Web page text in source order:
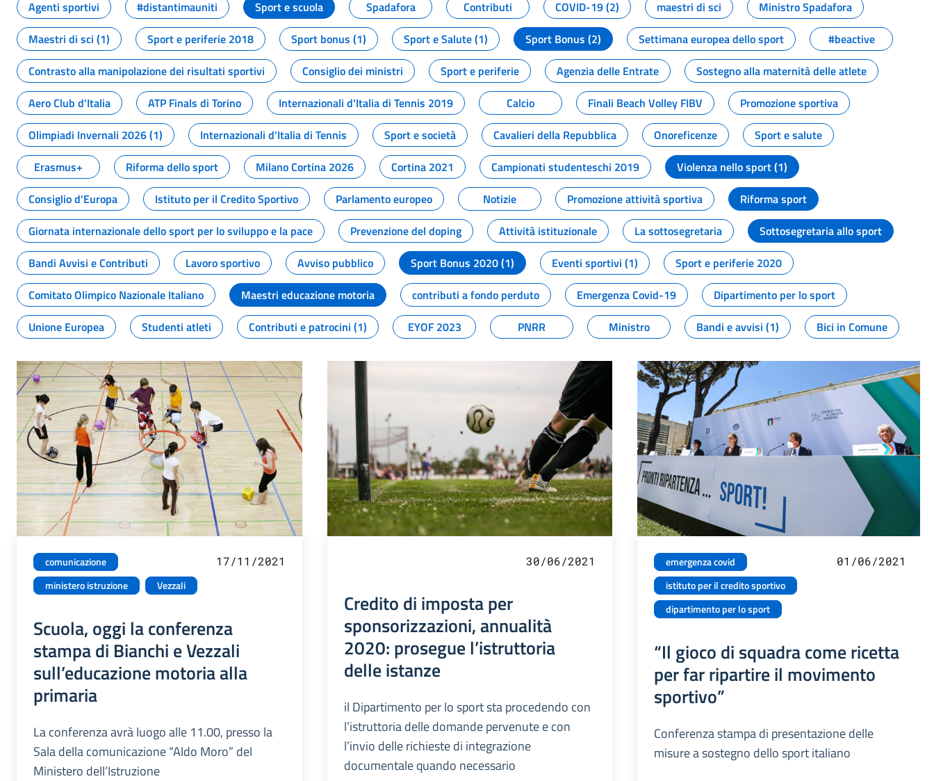
Agenti sportivi
#distantimauniti Sport e scuola Spadafora Contributi COVID-19 (2) maestri di sci
Ministro Spadafora
Maestri di sci (1)
Sport e periferie 2018 Sport bonus (1) Sport e Salute (1) Sport Bonus (2) Settimana europea dello sport
#beactive
Contrasto alla manipolazione dei risultati sportivi
Consiglio dei ministri Sport e periferie Agenzia delle Entrate
Sostegno alla maternità delle atlete
Aero Club d'Italia
ATP Finals di Torino Internazionali d'Italia di Tennis 2019 Calcio Finali Beach Volley FIBV
Promozione sportiva
Olimpiadi Invernali 2026 (1)
Internazionali d'Italia di Tennis Sport e società Cavalieri della Repubblica Onoreficenze
Sport e salute
Erasmus+
Riforma dello sport Milano Cortina 2026 Cortina 2021 Campionati studenteschi 2019
Violenza nello sport (1)
Consiglio d'Europa
Istituto per il Credito Sportivo Parlamento europeo Notizie Promozione attività sportiva
Riforma sport
Giornata internazionale dello sport per lo sviluppo e la pace
Prevenzione del doping Attività istituzionale La sottosegretaria
Sottosegretaria allo sport
Bandi Avvisi e Contributi
Lavoro sportivo Avviso pubblico Sport Bonus 2020 (1) Eventi sportivi (1)
Sport e periferie 2020
Comitato Olimpico Nazionale Italiano
Maestri educazione motoria contributi a fondo perduto Emergenza Covid-19
Dipartimento per lo sport
Unione Europea
Studenti atleti Contributi e patrocini (1) EYOF 2023 PNRR Ministro Bandi e avvisi (1) Bici in Comune
comunicazione
ministero istruzione
Vezzali
17/11/2021
Scuola, oggi la conferenza
stampa di Bianchi e Vezzali
sull’educazione motoria alla
primaria
La conferenza avrà luogo alle 11.00, presso la
Sala della comunicazione “Aldo Moro” del
Ministero dell’Istruzione
30/06/2021
Credito di imposta per
sponsorizzazioni, annualità
2020: prosegue l’istruttoria
delle istanze
il Dipartimento per lo sport sta procedendo con
l’istruttoria delle domande pervenute e con
l’invio delle richieste di integrazione
documentale quando necessario
emergenza covid
istituto per il credito sportivo
dipartimento per lo sport
01/06/2021
“Il gioco di squadra come ricetta
per far ripartire il movimento
sportivo”
Conferenza stampa di presentazione delle
misure a sostegno dello sport italiano